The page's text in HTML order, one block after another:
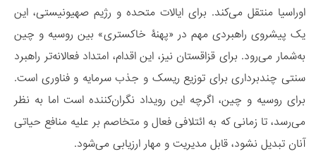
اوراسیا منتقل می‌کند. برای ایالات متحده و رژیم صهیونیستی، این
یک پیشروی راهبردی مهم در «پهنۀ خاکستری» بین روسیه و چین
به‌شمار می‌رود. برای قزاقستان نیز، این اقدام، امتداد فعالانه‌تر راهبرد
سنتی چندبرداری برای توزیع ریسک و جذب سرمایه و فناوری است.
برای روسیه و چین، اگرچه این رویداد نگران‌کننده است اما به نظر
می‌رسد، تا زمانی که به ائتلافی فعال و متخاصم بر علیه منافع حیاتی
آنان تبدیل نشود، قابل مدیریت و مهار ارزیابی می‌شود.